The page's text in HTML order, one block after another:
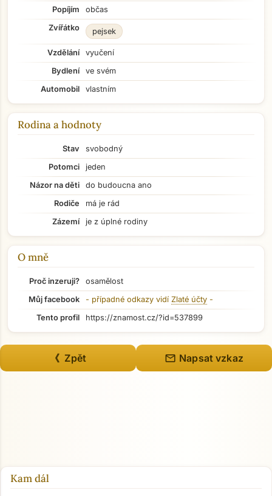
Přejít na hlavní obsah
Popíjím
občas
Zvířátko
pejsek
Vzdělání
vyučení
Bydlení
ve svém
Automobil
vlastním
Rodina a hodnoty
Stav
svobodný
Potomci
jeden
Názor na děti
do budoucna ano
Rodiče
má je rád
Zázemí
je z úplné rodiny
O mně
Proč inzeruji?
osamělost
Můj facebook
- případné odkazy vidí Zlaté účty -
Tento profil
https://znamost.cz/?id=537899
《 Zpět mail Napsat vzkaz
Kam dál